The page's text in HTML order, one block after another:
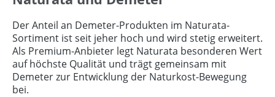
Der Anteil an Demeter-Produkten im Naturata-
Sortiment ist seit jeher hoch und wird stetig erweitert.
Als Premium-Anbieter legt Naturata besonderen Wert
auf höchste Qualität und trägt gemeinsam mit
Demeter zur Entwicklung der Naturkost-Bewegung
bei.